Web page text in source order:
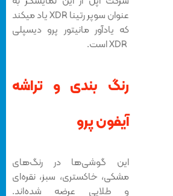
عنوان سوپر رتینا XDR یاد میکند
که یادآور مانیتور پرو دیسپلی
رنگ بندی و تراشه
آیفون پرو
این گوشی‌ها در رنگ‌های
مشکی، خاکستری، سبز، نقره‌ای
و طلایی عرضه شده‌اند.